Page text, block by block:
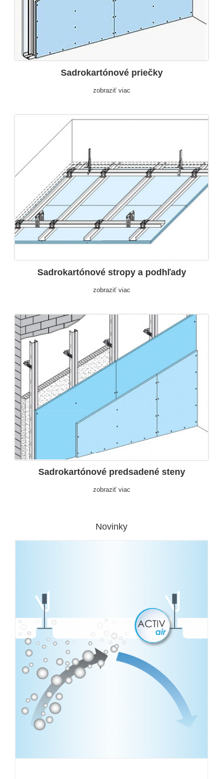
Sadrokartónové priečky
zobraziť viac
Sadrokartónové stropy a podhľady
zobraziť viac
Sadrokartónové predsadené steny
zobraziť viac
Novinky